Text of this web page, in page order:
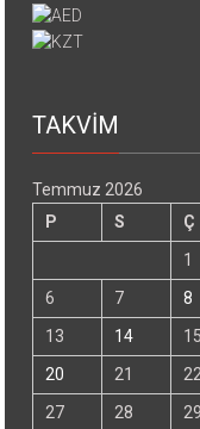
TAKVİM
Temmuz 2026
P
S Ç
1
6
7 8
13
14 15
20
21 22
27
28 29